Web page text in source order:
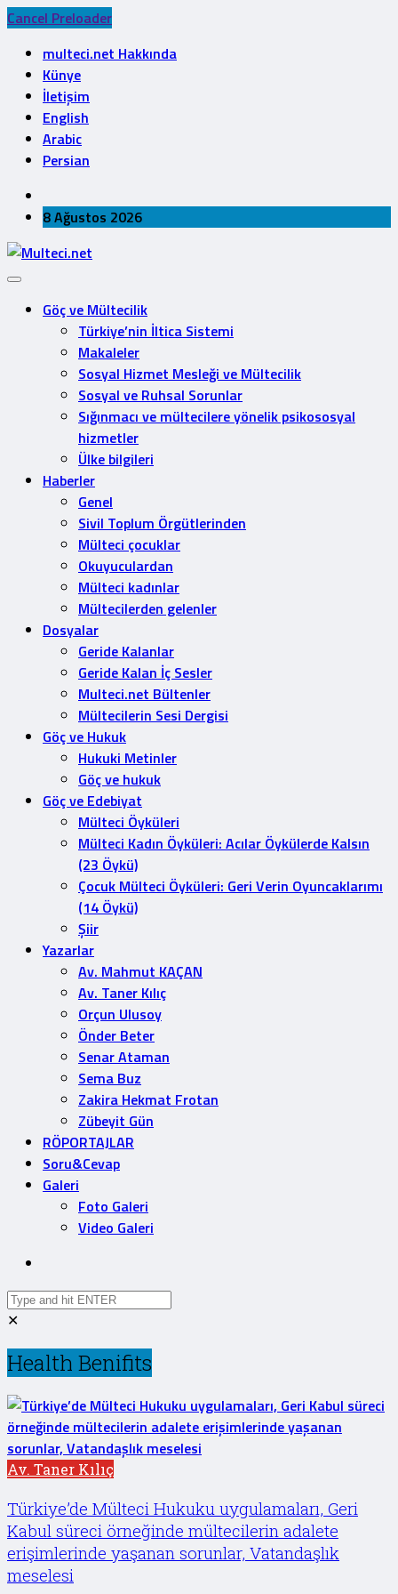
Cancel Preloader
multeci.net Hakkında
Künye
İletişim
English
Arabic
Persian
8 Ağustos 2026
Göç ve Mültecilik
Türkiye’nin İltica Sistemi
Makaleler
Sosyal Hizmet Mesleği ve Mültecilik
Sosyal ve Ruhsal Sorunlar
Sığınmacı ve mültecilere yönelik psikososyal
hizmetler
Ülke bilgileri
Haberler
Genel
Sivil Toplum Örgütlerinden
Mülteci çocuklar
Okuyuculardan
Mülteci kadınlar
Mültecilerden gelenler
Dosyalar
Geride Kalanlar
Geride Kalan İç Sesler
Multeci.net Bültenler
Mültecilerin Sesi Dergisi
Göç ve Hukuk
Hukuki Metinler
Göç ve hukuk
Göç ve Edebiyat
Mülteci Öyküleri
Mülteci Kadın Öyküleri: Acılar Öykülerde Kalsın
(23 Öykü)
Çocuk Mülteci Öyküleri: Geri Verin Oyuncaklarımı
(14 Öykü)
Şiir
Yazarlar
Av. Mahmut KAÇAN
Av. Taner Kılıç
Orçun Ulusoy
Önder Beter
Senar Ataman
Sema Buz
Zakira Hekmat Frotan
Zübeyit Gün
RÖPORTAJLAR
Soru&Cevap
Galeri
Foto Galeri
Video Galeri
✕
Health Benifits
Av. Taner Kılıç
Türkiye’de Mülteci Hukuku uygulamaları, Geri
Kabul süreci örneğinde mültecilerin adalete
erişimlerinde yaşanan sorunlar, Vatandaşlık
meselesi